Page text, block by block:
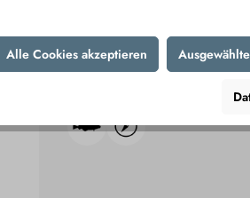
Mustad InkVader Ink
Refill 10 Stk.
Alle Cookies akzeptieren